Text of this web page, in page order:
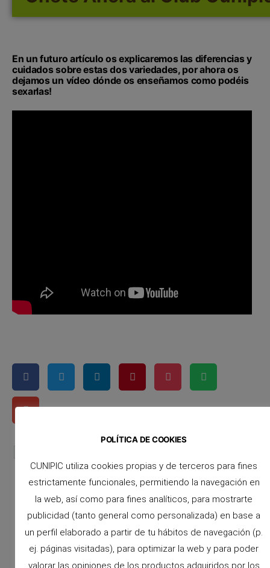
En un futuro artículo os explicaremos las diferencias y
cuidados sobre estas dos variedades, por ahora os
dejamos un vídeo dónde os enseñamos como podéis
sexarlas!
POLÍTICA DE COOKIES
CUNIPIC utiliza cookies propias y de terceros para fines
estrictamente funcionales, permitiendo la navegación en
la web, así como para fines analíticos, para mostrarte
publicidad (tanto general como personalizada) en base a
un perfil elaborado a partir de tu hábitos de navegación (p.
ej. páginas visitadas), para optimizar la web y para poder
valorar las opiniones de los productos adquiridos por los